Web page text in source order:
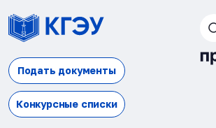
Подать документы
Конкурсные списки